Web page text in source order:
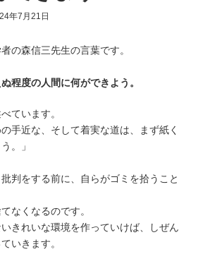
年7月21日
の森信三先生の言葉です。
程度の人間に何ができよう。
ています。
手近な、そして着実な道は、まず紙く
。」
判をする前に、自らがゴミを拾うこと
なくなるのです。
きれいな環境を作っていけば、しぜん
いきます。